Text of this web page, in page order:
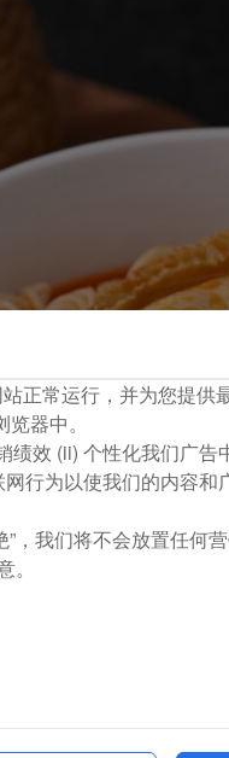
正常运行，并为您提供
器中。
效 (ii) 个性化我们广告
行为以使我们的内容和
”，我们将不会放置任何